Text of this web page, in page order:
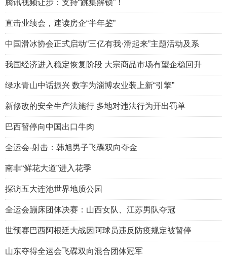
腾讯视频让步：支持“跳集解锁”！
直击业绩会，速读房企“半年鉴”
中国滑冰协会正式启动“三亿有我·滑起来”主题活动及系
我国经济进入稳定恢复阶段 大宗商品市场有望企稳回升
绿水青山中话振兴 数字为淄博农业装上新“引擎”
新修改的安全生产法施行 多地对违法行为开出罚单
巴西暂停向中国出口牛肉
全运会-射击：韩旭男子飞碟双向夺金
南非“鲜花大道”进入花季
探访五大连池世界地质公园
全运会蹦床团体决赛：山西女队、江苏男队夺冠
世预赛巴西阿根廷大战因阿球员违反防疫规定被暂停
山东夺得全运会飞碟双向混合团体冠军